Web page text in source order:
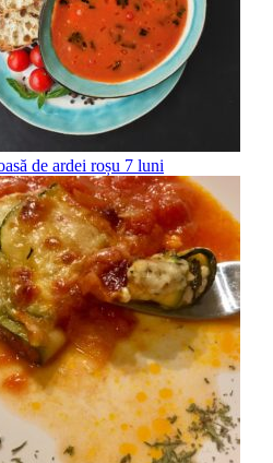
de ardei roșu 7 luni